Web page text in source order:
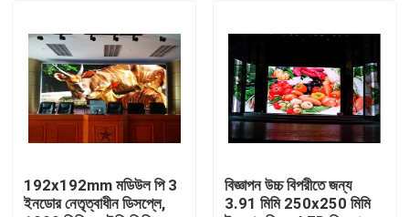
খবর
কেস
ইনডোর ভাড়া এলইডি ডিসপ্লে
আউটডোর ভাড়া LED ডিসপ্লে
192x192mm মডিউল পি 3
ইনডোর নেতৃত্বাধীন ডিসপ্লে,
বিজ্ঞাপন উচ্চ বিপরীতে জন্য
3.91 মিমি 250x250 মিমি